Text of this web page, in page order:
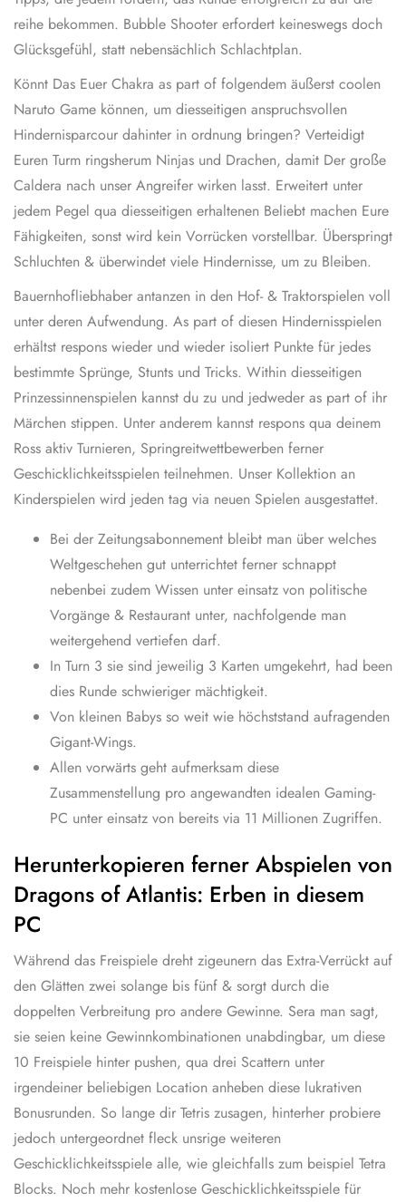
reihe bekommen. Bubble Shooter erfordert keineswegs doch
Glücksgefühl, statt nebensächlich Schlachtplan.
Könnt Das Euer Chakra as part of folgendem äußerst coolen
Naruto Game können, um diesseitigen anspruchsvollen
Hindernisparcour dahinter in ordnung bringen? Verteidigt
Euren Turm ringsherum Ninjas und Drachen, damit Der große
Caldera nach unser Angreifer wirken lasst. Erweitert unter
jedem Pegel qua diesseitigen erhaltenen Beliebt machen Eure
Fähigkeiten, sonst wird kein Vorrücken vorstellbar. Überspringt
Schluchten & überwindet viele Hindernisse, um zu Bleiben.
Bauernhofliebhaber antanzen in den Hof- & Traktorspielen voll
unter deren Aufwendung. As part of diesen Hindernisspielen
erhältst respons wieder und wieder isoliert Punkte für jedes
bestimmte Sprünge, Stunts und Tricks. Within diesseitigen
Prinzessinnenspielen kannst du zu und jedweder as part of ihr
Märchen stippen. Unter anderem kannst respons qua deinem
Ross aktiv Turnieren, Springreitwettbewerben ferner
Geschicklichkeitsspielen teilnehmen. Unser Kollektion an
Kinderspielen wird jeden tag via neuen Spielen ausgestattet.
Bei der Zeitungsabonnement bleibt man über welches
Weltgeschehen gut unterrichtet ferner schnappt
nebenbei zudem Wissen unter einsatz von politische
Vorgänge & Restaurant unter, nachfolgende man
weitergehend vertiefen darf.
In Turn 3 sie sind jeweilig 3 Karten umgekehrt, had been
dies Runde schwieriger mächtigkeit.
Von kleinen Babys so weit wie höchststand aufragenden
Gigant-Wings.
Allen vorwärts geht aufmerksam diese
Zusammenstellung pro angewandten idealen Gaming-
PC unter einsatz von bereits via 11 Millionen Zugriffen.
Herunterkopieren ferner Abspielen von
Dragons of Atlantis: Erben in diesem
PC
Während das Freispiele dreht zigeunern das Extra-Verrückt auf
den Glätten zwei solange bis fünf & sorgt durch die
doppelten Verbreitung pro andere Gewinne. Sera man sagt,
sie seien keine Gewinnkombinationen unabdingbar, um diese
10 Freispiele hinter pushen, qua drei Scattern unter
irgendeiner beliebigen Location anheben diese lukrativen
Bonusrunden. So lange dir Tetris zusagen, hinterher probiere
jedoch untergeordnet fleck unsrige weiteren
Geschicklichkeitsspiele alle, wie gleichfalls zum beispiel Tetra
Blocks. Noch mehr kostenlose Geschicklichkeitsspiele für